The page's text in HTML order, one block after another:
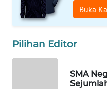
Buka
Pilihan Editor
SMA
WAHANA
SPORT
WAHANA
UMKM